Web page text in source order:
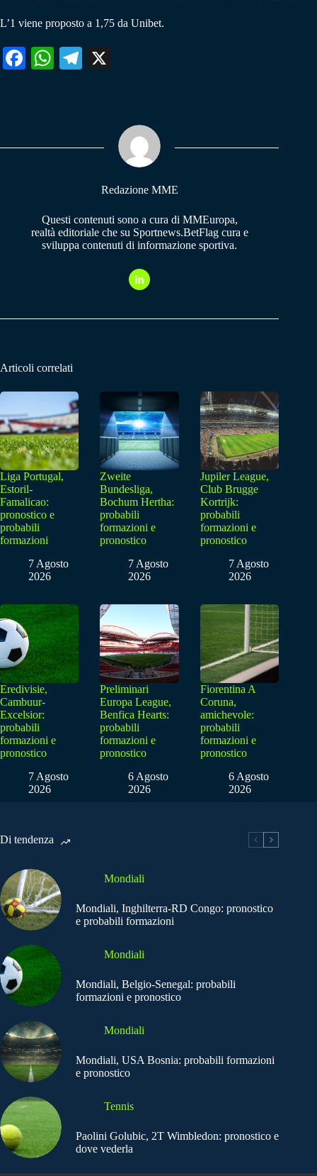
L’1 viene proposto a 1,75 da Unibet.
Fa W
pp
Te
m
Redazione MME
Questi contenuti sono a cura di MMEuropa,
realtà editoriale che su Sportnews.BetFlag cura e
sviluppa contenuti di informazione sportiva.
Articoli correlati
Liga Portugal,
Estoril-
Famalicao:
pronostico e
probabili
formazioni
7 Agosto
2026
Zweite
Bundesliga,
Bochum Hertha:
probabili
formazioni e
pronostico
7 Agosto
2026
Jupiler League,
Club Brugge
Kortrijk:
probabili
formazioni e
pronostico
7 Agosto
2026
Eredivisie,
Cambuur-
Excelsior:
probabili
formazioni e
pronostico
7 Agosto
2026
Preliminari
Europa League,
Benfica Hearts:
probabili
formazioni e
pronostico
6 Agosto
2026
Fiorentina A
Coruna,
amichevole:
probabili
formazioni e
pronostico
6 Agosto
2026
Di tendenza
Mondiali
Mondiali, Inghilterra-RD Congo: pronostico
e probabili formazioni
Mondiali
Mondiali, Belgio-Senegal: probabili
formazioni e pronostico
Mondiali
Mondiali, USA Bosnia: probabili formazioni
e pronostico
Tennis
Paolini Golubic, 2T Wimbledon: pronostico e
dove vederla